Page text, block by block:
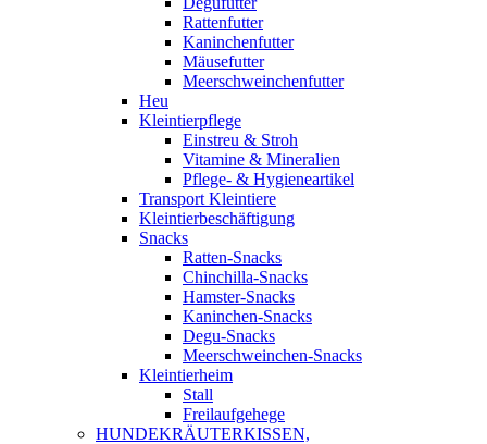
Rattenfutter
Kaninchenfutter
Mäusefutter
Meerschweinchenfutter
Heu
Kleintierpflege
Einstreu & Stroh
Vitamine & Mineralien
Pflege- & Hygieneartikel
Transport Kleintiere
Kleintierbeschäftigung
Snacks
Ratten-Snacks
Chinchilla-Snacks
Hamster-Snacks
Kaninchen-Snacks
Degu-Snacks
Meerschweinchen-Snacks
Kleintierheim
Stall
Freilaufgehege
HUNDEKRÄUTERKISSEN,